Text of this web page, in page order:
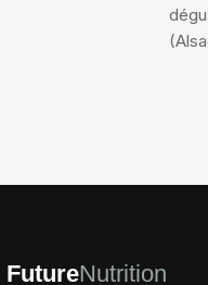
FutureNutrition